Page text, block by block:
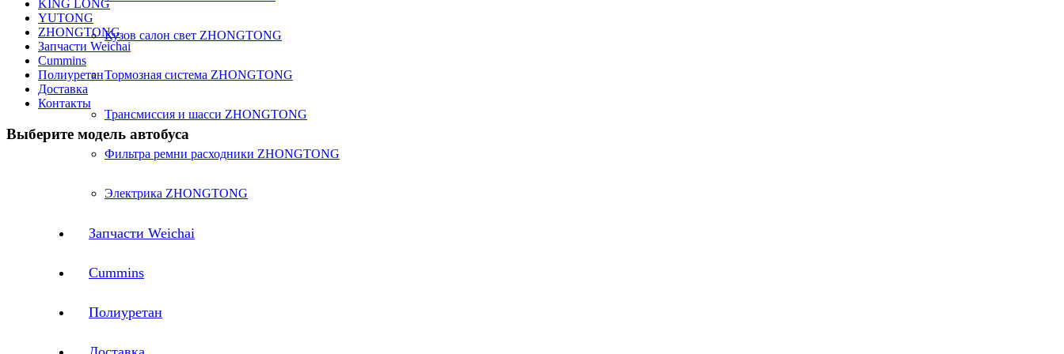
Кузов салон свет ZHONGTONG
Тормозная система ZHONGTONG
Трансмиссия и шасси ZHONGTONG
Фильтра ремни расходники ZHONGTONG
Электрика ZHONGTONG
Запчасти Weichai
Cummins
Полиуретан
KING LONG
YUTONG
ZHONGTONG
Запчасти Weichai
Cummins
Полиуретан
Доставка
Контакты
Выберите модель автобуса